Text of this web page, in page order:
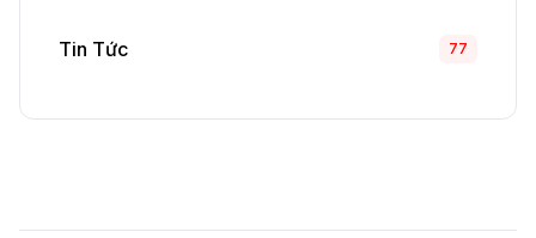
Tin Tức 77